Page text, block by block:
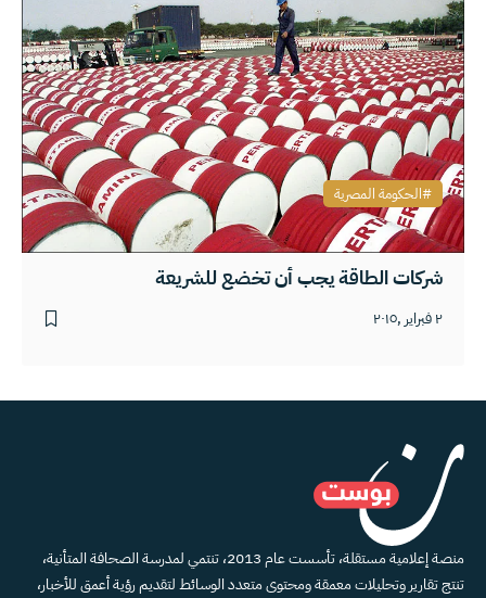
شركات الطاقة يجب أن تخضع للشريعة
٢ فبراير ,٢٠١٥
الحكومة المصرية
منصة إعلامية مستقلة، تأسست عام 2013، تنتمي لمدرسة الصحافة المتأنية،
تنتج تقارير وتحليلات معمقة ومحتوى متعدد الوسائط لتقديم رؤية أعمق للأخبار،